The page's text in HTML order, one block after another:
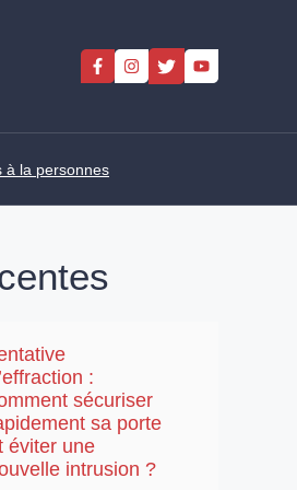
à la personnes
:
sécuriser
sa porte
éviter une
intrusion ?